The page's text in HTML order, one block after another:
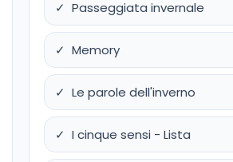
✓ Passeggiata invernale
✓ Memory
✓ Le parole dell'inverno
✓ I cinque sensi - Lista